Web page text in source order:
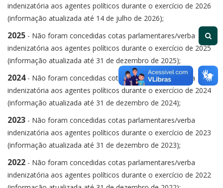
indenizatória aos agentes políticos durante o exercício de 2026
(informação atualizada até 14 de julho de 2026);
2025 - Não foram concedidas cotas parlamentares/verba
indenizatória aos agentes políticos durante o exercício de 2025
(informação atualizada até 31 de dezembro de 2025);
2024- Não foram concedidas cotas parlamentares/verba
indenizatória aos agentes políticos durante o exercício de 2024
(informação atualizada até 31 de dezembro de 2024);
2023 - Não foram concedidas cotas parlamentares/verba
indenizatória aos agentes políticos durante o exercício de 2023
(informação atualizada até 31 de dezembro de 2023);
2022 - Não foram concedidas cotas parlamentares/verba
indenizatória aos agentes políticos durante o exercício de 2022